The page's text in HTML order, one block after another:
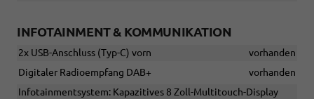
INFOTAINMENT & KOMMUNIKATION
2x USB-Anschluss (Typ-C) vorn
vorhanden
Digitaler Radioempfang DAB+
vorhanden
Infotainmentsystem: Kapazitives 8 Zoll-Multitouch-Display